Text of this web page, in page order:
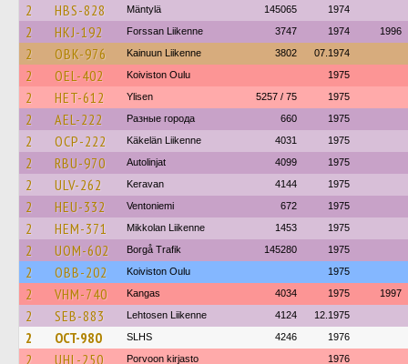
2 HBS-828 Mäntylä 145065 1974
2 HKJ-192 Forssan Liikenne 3747 1974 1996
2 OBK-976 Kainuun Liikenne 3802 07.1974
2 OEL-402 Koiviston Oulu 1975
2 HET-612 Ylisen 5257 / 75 1975
2 AEL-222 Разные города 660 1975
2 OCP-222 Käkelän Liikenne 4031 1975
2 RBU-970 Autolinjat 4099 1975
2 ULV-262 Keravan 4144 1975
2 HEU-332 Ventoniemi 672 1975
2 HEM-371 Mikkolan Liikenne 1453 1975
2 UOM-602 Borgå Trafik 145280 1975
2 OBB-202 Koiviston Oulu 1975
2 VHM-740 Kangas 4034 1975 1997
2 SEB-883 Lehtosen Liikenne 4124 12.1975
2 OCT-980 SLHS 4246 1976
2 UHL-250 Porvoon kirjasto 1976